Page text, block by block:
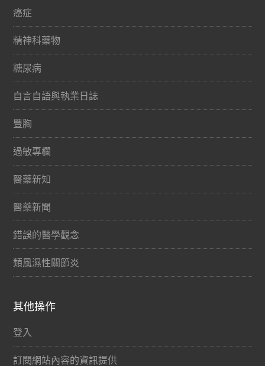
癌症
精神科藥物
糖尿病
自言自語與執業日誌
豐胸
過敏專欄
醫藥新知
醫藥新聞
錯誤的醫學觀念
類風濕性關節炎
其他操作
登入
訂閱網站內容的資訊提供